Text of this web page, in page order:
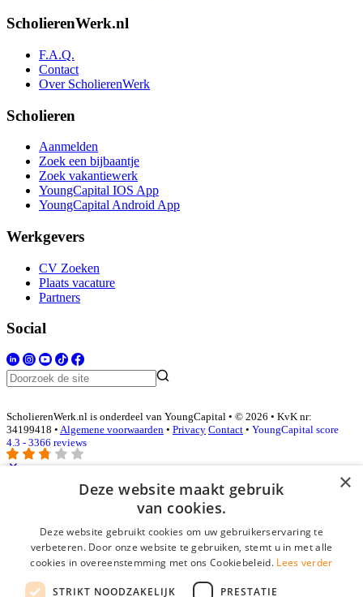
ScholierenWerk.nl
F.A.Q.
Contact
Over ScholierenWerk
Scholieren
Aanmelden
Zoek een bijbaantje
Zoek vakantiewerk
YoungCapital IOS App
YoungCapital Android App
Werkgevers
CV Zoeken
Plaats vacature
Partners
Social
ScholierenWerk.nl is onderdeel van YoungCapital • © 2026 • KvK nr:
34199418 • Algemene voorwaarden • Privacy Contact • YoungCapital score
4.3 - 3366 reviews
Inloggen als bedrijf
E-mail*
Wachtwoord
×
Deze website maakt gebruik
van cookies.
Deze website gebruikt cookies om uw gebruikerservaring te
verbeteren. Door onze website te gebruiken, stemt u in met alle
cookies in overeenstemming met ons Cookiebeleid. Lees verder
STRIKT NOODZAKELIJK PRESTATIE